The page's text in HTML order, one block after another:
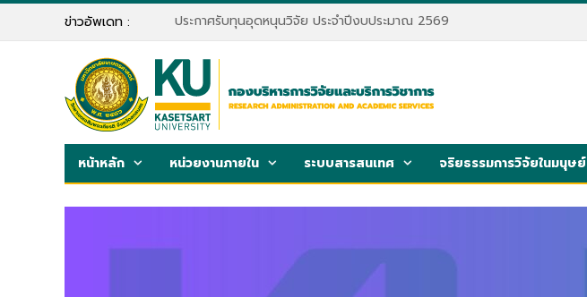
ข่าวอัพเดท : ประกาศรับทุนอุดหนุนวิจัย ประจำปีงบประมาณ 2569
หน้าหลัก หน่วยงานภายใน ระบบสารสนเทศ จริยธรรมการวิจัยในมนุษย์